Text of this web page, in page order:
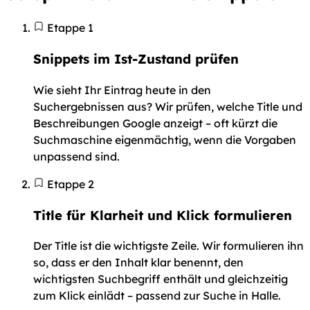
Etappe 1
Snippets im Ist-Zustand prüfen
Wie sieht Ihr Eintrag heute in den
Suchergebnissen aus? Wir prüfen, welche Title und
Beschreibungen Google anzeigt – oft kürzt die
Suchmaschine eigenmächtig, wenn die Vorgaben
unpassend sind.
Etappe 2
Title für Klarheit und Klick formulieren
Der Title ist die wichtigste Zeile. Wir formulieren ihn
so, dass er den Inhalt klar benennt, den
wichtigsten Suchbegriff enthält und gleichzeitig
zum Klick einlädt – passend zur Suche in Halle.